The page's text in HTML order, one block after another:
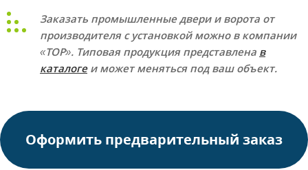
Заказать промышленные двери и ворота от
производителя с установкой можно в компании
«ТОР». Типовая продукция представлена в
каталогеи может меняться под ваш объект.
Оформить предварительный заказ